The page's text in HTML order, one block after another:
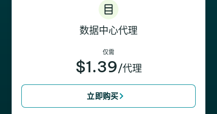
数据中心代理
仅需
$1.39/代理
立即购买